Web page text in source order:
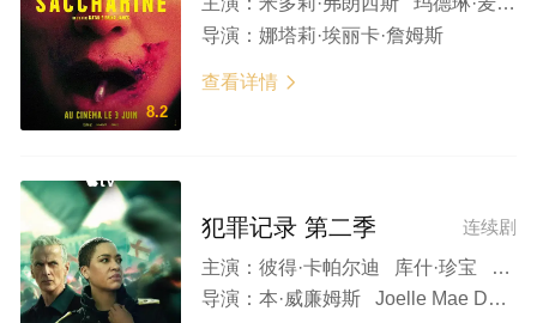
8.2
导演： 娜塔莉·埃丽卡·詹姆斯
查看详情 
连续剧
犯罪记录 第二季
主演： 彼得·卡帕尔迪 库什·珍宝 达斯汀·德姆瑞·伯恩斯 卢克·帕斯夸里诺 卢瑟·福特 琳赛·马歇尔 彼得·苏利文 邵恩·杜里 斯蒂芬·坎贝尔·莫尔 查理·科里德-米尔斯
导演： 本·威廉姆斯 Joelle Mae David